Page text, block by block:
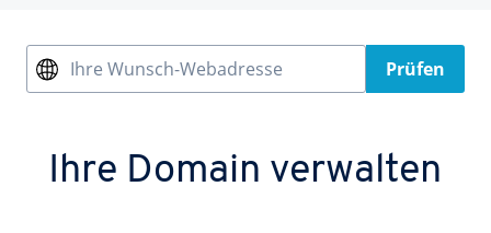
Ihre Wunsch-Webadresse Prüfen
Ihre Domain verwalten